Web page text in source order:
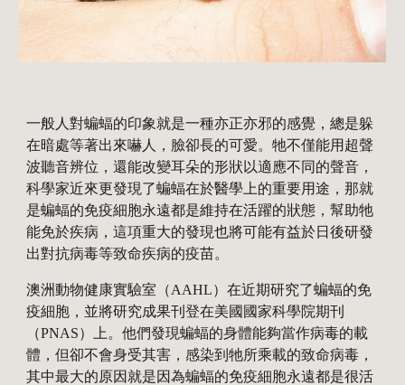
一般人對蝙蝠的印象就是一種亦正亦邪的感覺，總是躲
在暗處等著出來嚇人，臉卻長的可愛。牠不僅能用超聲
波聽音辨位，還能改變耳朵的形狀以適應不同的聲音，
科學家近來更發現了蝙蝠在於醫學上的重要用途，那就
是蝙蝠的免疫細胞永遠都是維持在活躍的狀態，幫助牠
能免於疾病，這項重大的發現也將可能有益於日後研發
出對抗病毒等致命疾病的疫苗。
澳洲動物健康實驗室（AAHL）在近期研究了蝙蝠的免
疫細胞，並將研究成果刊登在美國國家科學院期刊
（PNAS）上。他們發現蝙蝠的身體能夠當作病毒的載
體，但卻不會身受其害，感染到牠所乘載的致命病毒，
其中最大的原因就是因為蝙蝠的免疫細胞永遠都是很活